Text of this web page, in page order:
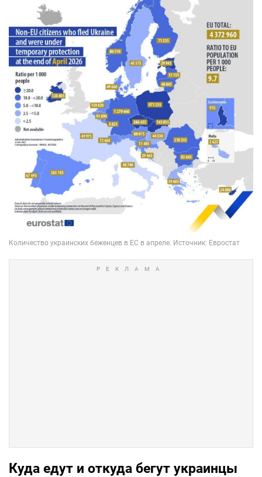
Куда едут и откуда бегут украинцы